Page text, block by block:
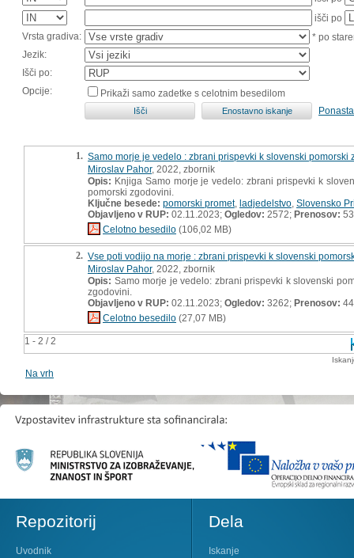
išči po
Vrsta gradiva:
* po
Jezik:
Išči po:
Opcije:
Prikaži samo zadetke s celotnim besedilom
1 - 2 / 2
1. Samo morje je vedelo : zbrani prispevki k slovenski pomorski
Miroslav Pahor, 2022, zbornik
Opis: Knjiga Samo morje je vedelo: zbrani prispevki k
pomorski zgodovini.
Ključne besede: pomorski promet, ladjedelstvo Slovensko
Objavljeno v RUP: 02.11.2023; Ogledov: 2572; Prenosov: 53
Celotno besedilo (106,02 MB)
2. Vse poti vodijo na morje : zbrani prispevki k slovenski
Miroslav Pahor, 2022, zbornik
Opis: Samo morje je vedelo: zbrani prispevki k slovenski
zgodovini.
Objavljeno v RUP: 02.11.2023; Ogledov: 3262; Prenosov: 44
Celotno besedilo (27,07 MB)
Na vrh
Repozitorij
Uvodnik
Dela
Iskanje